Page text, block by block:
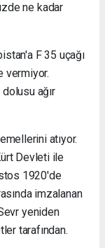
ne kadar
F 35 uçağı
vermiyor.
ağır
atıyor.
Devleti ile
1920'de
imzalanan
yeniden
tarafından.